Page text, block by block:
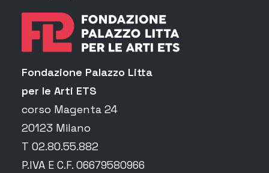
Fondazione Palazzo Litta
per le Arti ETS
corso Magenta 24
20123 Milano
T 02.80.55.882
P.IVA E C.F. 06679580966